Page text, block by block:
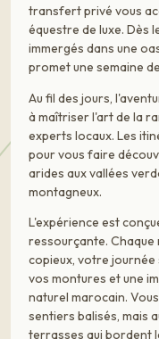
transfert privé vous
équestre de luxe. Dès
immergés dans une
promet une semaine
Au fil des jours,
à maîtriser l'art de la
experts locaux. Les
pour vous faire
arides aux vallées
montagneux.
L'expérience est
ressourçante.
copieux, votre
vos montures et une
naturel marocain.
sentiers balisés, mais
terrasses qui bordent